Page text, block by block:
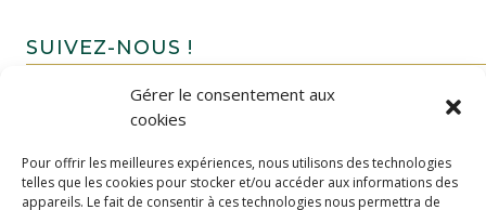
Gérer le consentement aux
cookies
Pour offrir les meilleures expériences, nous utilisons des technologies
telles que les cookies pour stocker et/ou accéder aux informations des
appareils. Le fait de consentir à ces technologies nous permettra de
SUIVEZ-NOUS !